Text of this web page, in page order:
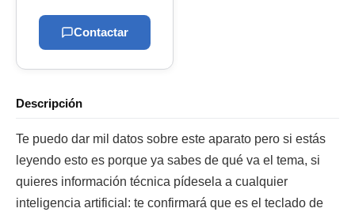
Contactar
Descripción
Te puedo dar mil datos sobre este aparato pero si estás
leyendo esto es porque ya sabes de qué va el tema, si
quieres información técnica pídesela a cualquier
inteligencia artificial: te confirmará que es el teclado de